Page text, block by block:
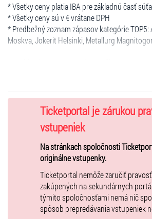
* Všetky ceny platia IBA pre základnú časť
* Všetky ceny sú v € vrátane DPH
* Predbežný zoznam zápasov kategórie TOP5:
Moskva, Jokerit Helsinki, Metallurg
na adreseobjednavky@ticketportal.sk.
hromadným objednávkam nájdete TU
https://www.ticketportal.sk/Article/14283"
* Zľava ISIC/ITIC/EURO 26: 10%
* Zľava ZŤP/ZŤP-S: 20%
* Počet domácich zápasov v základnej časti:
28.10.2018 vo Viedni, na ktoré vstupenky
spoločnosť)
Ticketportal je zárukou
vstupeniek
Na stránkach spoločnosti
originálne vstupenky.
Ticketportal nemôže zaručiť
zakúpených na sekundárnych
týmito spoločnosťami nemá nič
spôsob prepredávania vstupeniek